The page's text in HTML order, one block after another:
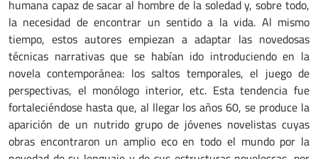
humana capaz de sacar al hombre de la soledad y, sobre todo,
la necesidad de encontrar un sentido a la vida. Al mismo
tiempo, estos autores empiezan a adaptar las novedosas
técnicas narrativas que se habían ido introduciendo en la
novela contemporánea: los saltos temporales, el juego de
perspectivas, el monólogo interior, etc. Esta tendencia fue
fortaleciéndose hasta que, al llegar los años 60, se produce la
aparición de un nutrido grupo de jóvenes novelistas cuyas
obras encontraron un amplio eco en todo el mundo por la